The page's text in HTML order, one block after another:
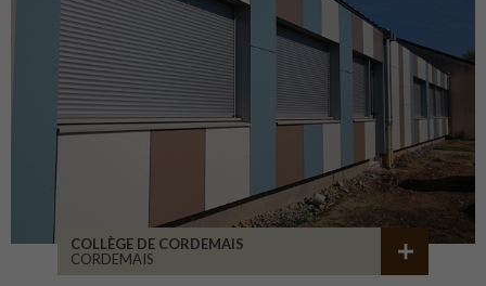
COLLÈGE DE CORDEMAIS
CORDEMAIS